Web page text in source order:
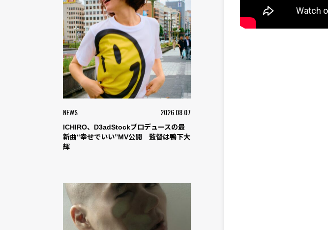
NEWS 2026.08.07
ICHIRO、D3adStockプロデュースの最
新曲“幸せでいい”MV公開 監督は鴨下大
輝